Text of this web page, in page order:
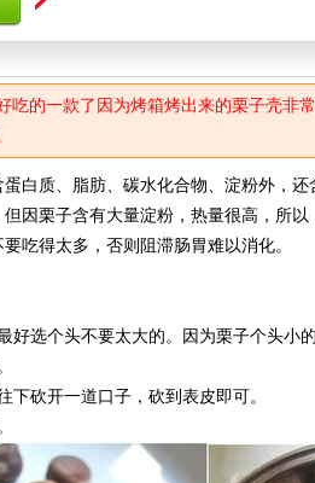
吃的一款了因为烤箱烤出来的栗子壳非
质、脂肪、碳水化合物、淀粉外，还
因栗子含有大量淀粉，热量很高，所
吃得太多，否则阻滞肠胃难以消化。
选个头不要太大的。因为栗子个头小的
砍开一道口子，砍到表皮即可。